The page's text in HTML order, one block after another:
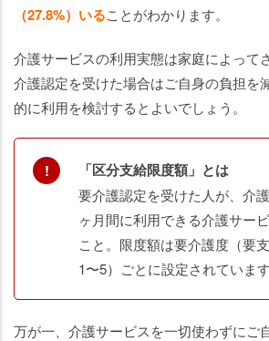
（27.8%）いることがわかります。
介護サービスの利用実態は家庭によって
介護認定を受けた場合はご自身の負担を
的に利用を検討するとよいでしょう。
「区分支給限度額」とは
要介護認定を受けた人が、介
ヶ月間に利用できる介護サー
こと。限度額は要介護度（要
1〜5）ごとに設定されています
万が一、介護サービスを一切使わずにご